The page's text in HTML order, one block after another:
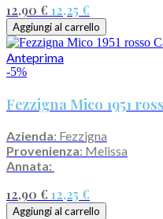
12,90 € 12,25 €
Aggiungi al carrello
Anteprima
-5%
Fezzigna Mico 1951
Azienda: Fezzigna
Provenienza: Melissa
Annata:
12,90 € 12,25 €
Aggiungi al carrello